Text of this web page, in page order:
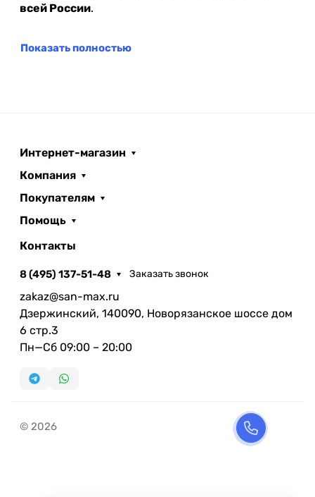
всей России.
Показать полностью
Интернет-магазин
Компания
Покупателям
Помощь
Контакты
8 (495) 137-51-48 Заказать звонок
zakaz@san-max.ru
Дзержинский, 140090, Новорязанское шоссе дом
6 стр.3
Пн—Сб 09:00 – 20:00
© 2026